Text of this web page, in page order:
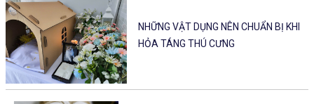
NHỮNG VẬT DỤNG NÊN CHUẨN BỊ KHI
HỎA TÁNG THÚ CƯNG